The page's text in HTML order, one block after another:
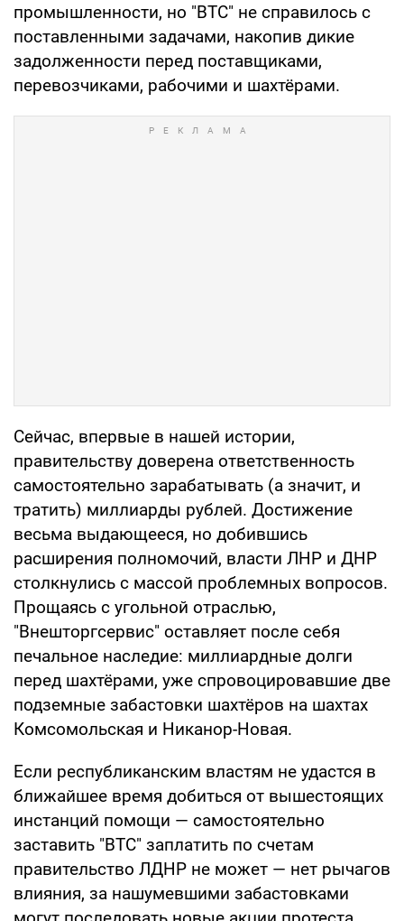
промышленности, но "ВТС" не справилось с
поставленными задачами, накопив дикие
задолженности перед поставщиками,
перевозчиками, рабочими и шахтёрами.
Сейчас, впервые в нашей истории,
правительству доверена ответственность
самостоятельно зарабатывать (а значит, и
тратить) миллиарды рублей. Достижение
весьма выдающееся, но добившись
расширения полномочий, власти ЛНР и ДНР
столкнулись с массой проблемных вопросов.
Прощаясь с угольной отраслью,
"Внешторгсервис" оставляет после себя
печальное наследие: миллиардные долги
перед шахтёрами, уже спровоцировавшие две
подземные забастовки шахтёров на шахтах
Комсомольская и Никанор-Новая.
Если республиканским властям не удастся в
ближайшее время добиться от вышестоящих
инстанций помощи — самостоятельно
заставить "ВТС" заплатить по счетам
правительство ЛДНР не может — нет рычагов
влияния, за нашумевшими забастовками